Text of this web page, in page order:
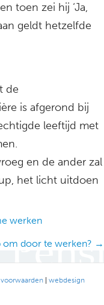
toen zei hij ‘Ja,
geldt hetzelfde
de
is afgerond bij
leeftijd met
en de ander zal
het licht uitdoen
werken
om door te werken? →
| webdesign